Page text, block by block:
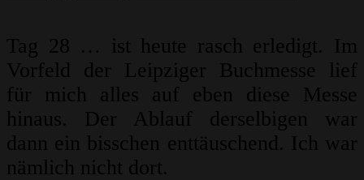
Tag 28 … ist heute rasch erledigt. Im
Vorfeld der Leipziger Buchmesse lief
für mich alles auf eben diese Messe
hinaus. Der Ablauf derselbigen war
dann ein bisschen enttäuschend. Ich war
nämlich nicht dort.